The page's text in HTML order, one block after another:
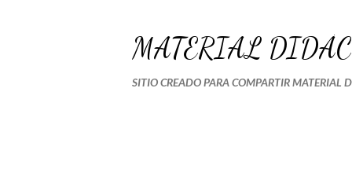
MATERIAL
SITIO CREADO PARA COMPARTIR MATERIAL